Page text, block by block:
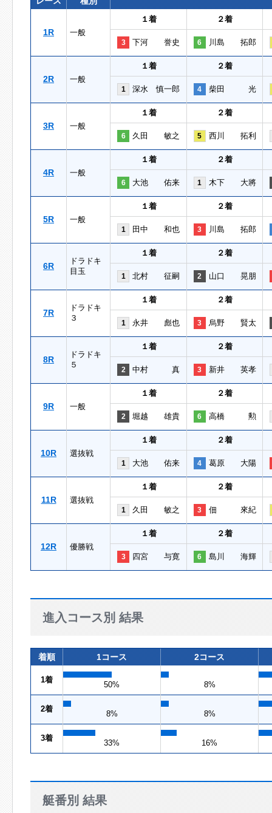
1R 一般
１着 ２着
3 下河 誉史 6 川島 拓郎
2R 一般
１着 ２着
1 深水 慎一郎 4 柴田 光
3R 一般
１着 ２着
6 久田 敏之 5 西川 拓利
4R 一般
１着 ２着
6 大池 佑来 1 木下 大將
5R 一般
１着 ２着
1 田中 和也 3 川島 拓郎
6R
ドラドキ
目玉
１着 ２着
1 北村 征嗣 2 山口 晃朋
7R
ドラドキ
３
１着 ２着
1 永井 彪也 3 烏野 賢太
8R
ドラドキ
５
１着 ２着
2 中村 真 3 新井 英孝
9R 一般
１着 ２着
2 堀越 雄貴 6 高橋 勲
10R 選抜戦
１着 ２着
1 大池 佑来 4 葛原 大陽
11R 選抜戦
１着 ２着
1 久田 敏之 3 佃 來紀
12R 優勝戦
１着 ２着
3 四宮 与寛 6 島川 海輝
進入コース別 結果
着順 1コース 2コース
1着
50% 8%
2着
8% 8%
3着
33% 16%
艇番別 結果